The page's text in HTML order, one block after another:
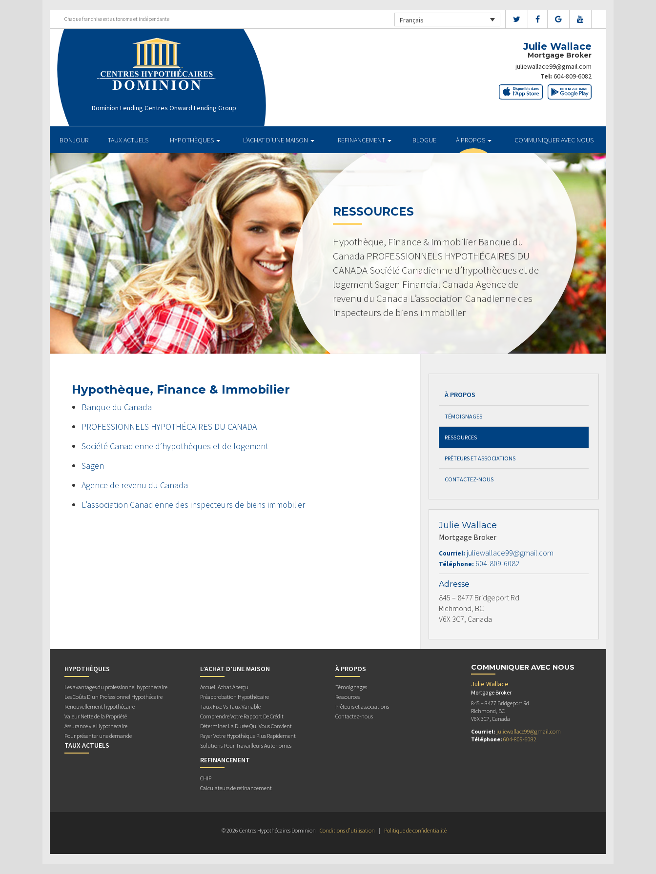
Chaque franchise est autonome et indépendante Français
Dominion Lending Centres Onward Lending Group
Julie Wallace
Mortgage Broker
juliewallace99@gmail.com
Tel: 604-809-6082
BONJOUR TAUX ACTUELS HYPOTHÈQUES L’ACHAT D’UNE MAISON REFINANCEMENT BLOGUE À PROPOS COMMUNIQUER AVEC NOUS
RESSOURCES
Hypothèque, Finance & Immobilier Banque du
Canada PROFESSIONNELS HYPOTHÉCAIRES DU
CANADA Société Canadienne d’hypothèques et de
logement Sagen Financial Canada Agence de
revenu du Canada L’association Canadienne des
inspecteurs de biens immobilier
Hypothèque, Finance & Immobilier
Banque du Canada
PROFESSIONNELS HYPOTHÉCAIRES DU CANADA
Société Canadienne d’hypothèques et de logement
Sagen
Agence de revenu du Canada
L’association Canadienne des inspecteurs de biens immobilier
À PROPOS
TÉMOIGNAGES
RESSOURCES
PRÊTEURS ET ASSOCIATIONS
CONTACTEZ-NOUS
Julie Wallace
Mortgage Broker
Courriel: juliewallace99@gmail.com
Téléphone: 604-809-6082
Adresse
845 – 8477 Bridgeport Rd
Richmond, BC
V6X 3C7, Canada
HYPOTHÈQUES
Les avantages du professionnel hypothécaire
Les Coûts D’un Professionnel Hypothécaire
Renouvellement hypothécaire
Valeur Nette de la Propriété
Assurance vie Hypothécaire
Pour présenter une demande
TAUX ACTUELS
L’ACHAT D’UNE MAISON
Accueil Achat Aperçu
Préapprobation Hypothécaire
Taux Fixe Vs Taux Variable
Comprendre Votre Rapport De Crédit
Déterminer La Durée Qui Vous Convient
Payer Votre Hypothèque Plus Rapidement
Solutions Pour Travailleurs Autonomes
REFINANCEMENT
CHIP
Calculateurs de refinancement
À PROPOS
Témoignages
Ressources
Prêteurs et associations
Contactez-nous
COMMUNIQUER AVEC NOUS
Julie Wallace
Mortgage Broker
845 – 8477 Bridgeport Rd
Richmond, BC
V6X 3C7, Canada
Courriel: juliewallace99@gmail.com
Téléphone: 604-809-6082
© 2026 Centres Hypothécaires Dominion Conditions d’utilisation | Politique de confidentialité